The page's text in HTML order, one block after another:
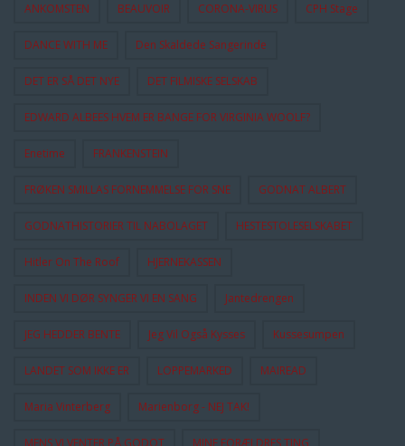
ANKOMSTEN BEAUVOIR CORONA-VIRUS CPH Stage
DANCE WITH ME Den Skaldede Sangerinde
DET ER SÅ DET NYE DET FILMISKE SELSKAB
EDWARD ALBEES HVEM ER BANGE FOR VIRGINIA WOOLF?
Enetime FRANKENSTEIN
FRØKEN SMILLAS FORNEMMELSE FOR SNE GODNAT ALBERT
GODNATHISTORIER TIL NABOLAGET HESTESTOLESELSKABET
Hitler On The Roof HJERNEKASSEN
INDEN VI DØR SYNGER VI EN SANG Jantedrengen
JEG HEDDER BENTE Jeg Vil Også Kysses Kussesumpen
LANDET SOM IKKE ER LOPPEMARKED MAIREAD
Maria Vinterberg Marienborg - NEJ TAK!